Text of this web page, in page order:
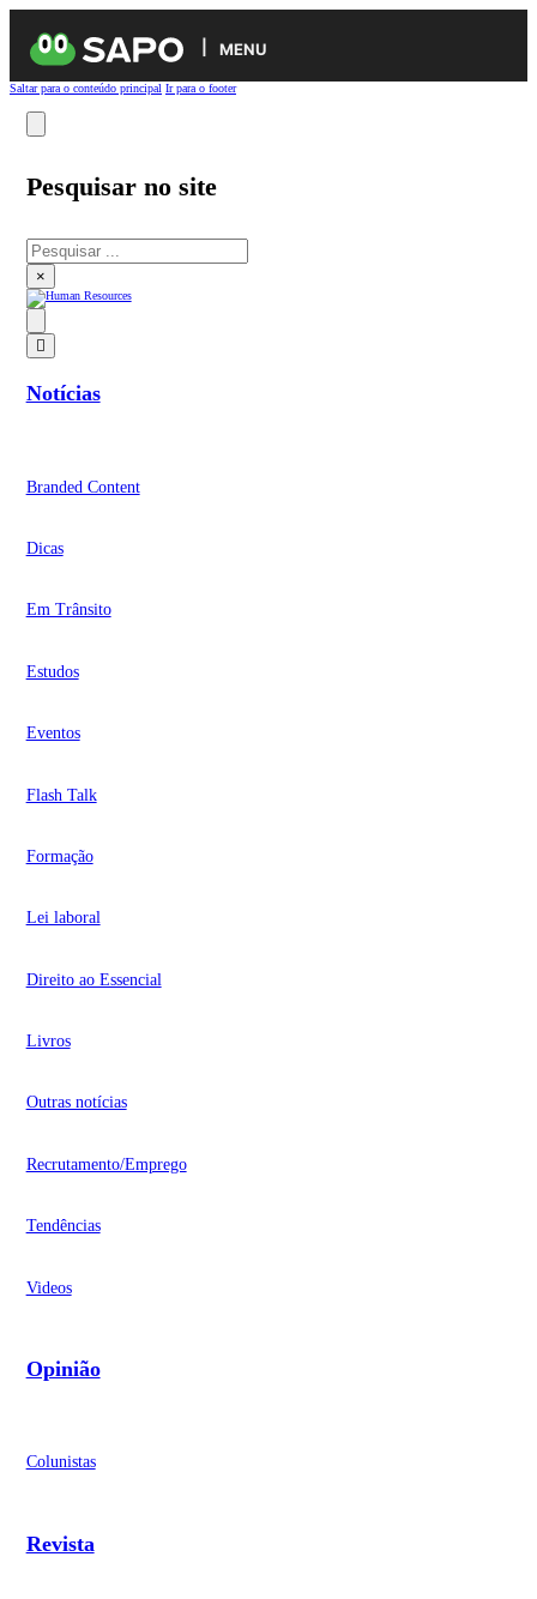
MENU
Saltar para o conteúdo principal Ir para o footer
Pesquisar no site
Pesquisar
×
Notícias
Branded Content
Dicas
Em Trânsito
Estudos
Eventos
Flash Talk
Formação
Lei laboral
Direito ao Essencial
Livros
Outras notícias
Recrutamento/Emprego
Tendências
Videos
Opinião
Colunistas
Revista